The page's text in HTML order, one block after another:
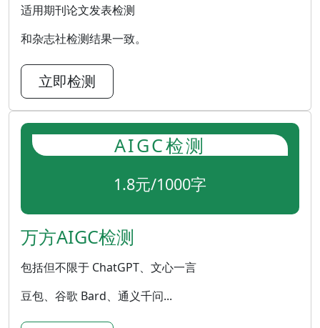
适用期刊论文发表检测
和杂志社检测结果一致。
立即检测
AIGC检测
1.8元/1000字
万方AIGC检测
包括但不限于 ChatGPT、文心一言
豆包、谷歌 Bard、通义千问...